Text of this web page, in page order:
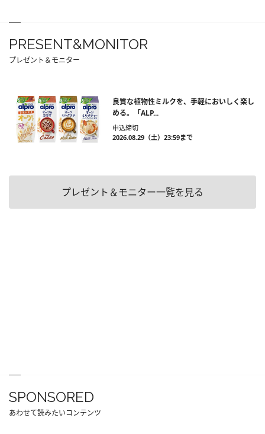
PRESENT&MONITOR
プレゼント＆モニター
良質な植物性ミルクを、手軽においしく楽し
める。「ALP...
申込締切
2026.08.29（土）23:59まで
プレゼント＆モニター一覧を見る
SPONSORED
あわせて読みたいコンテンツ